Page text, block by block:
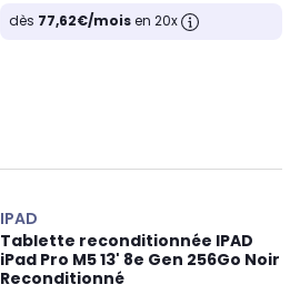
dès 77,62€/moisen 20x
IPAD
Tablette reconditionnée IPAD
iPad Pro M5 13' 8e Gen 256Go Noir
Reconditionné